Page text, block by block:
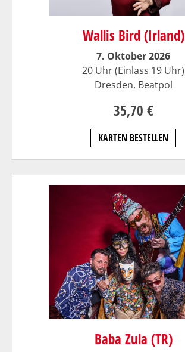
Wallis Bird (Irland)
7. Oktober 2026
20 Uhr (Einlass 19 Uhr)
Dresden, Beatpol
35,70 €
KARTEN BESTELLEN
Baba Zula (TR)